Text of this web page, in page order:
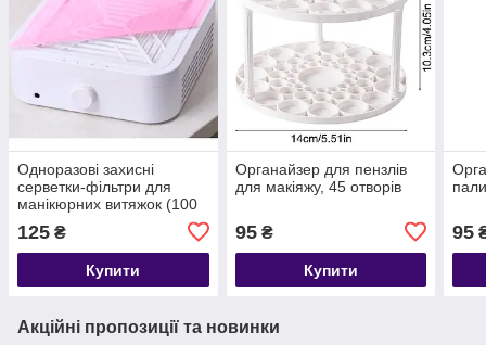
Одноразові захисні
серветки-фільтри для
манікюрних витяжок (100
125 ₴
Купити
Органайзер для пензлів
для макіяжу, 45 отворів
95₴
Купити
95
Акційні пропозиції та новинки